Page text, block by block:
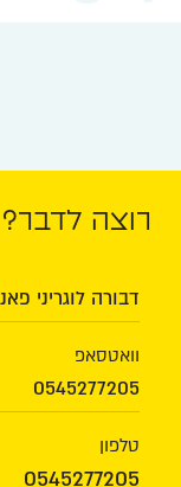
רוצה לדבר?
דבורה לוגריני
וואטסאפ
0545277205
טלפון
0545277205